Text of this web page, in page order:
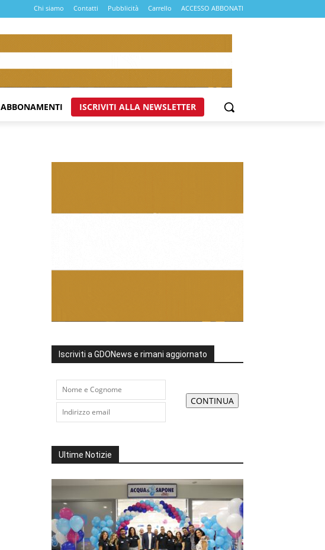
Chi siamo Contatti Pubblicità Carrello ACCESSO ABBONATI
ABBONAMENTI ISCRIVITI ALLA NEWSLETTER
Iscriviti a GDONews e rimani aggiornato
Ultime Notizie